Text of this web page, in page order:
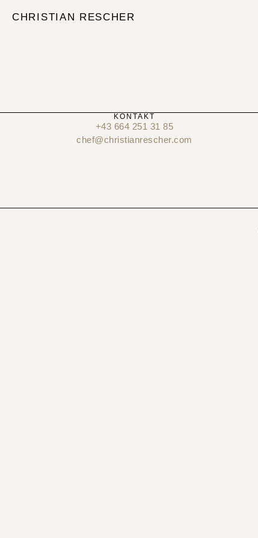
CHRISTIAN RESCHER
KONTAKT
+43 664 251 31 85
chef@christianrescher.com